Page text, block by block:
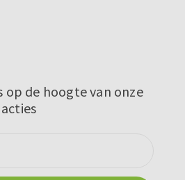
op de hoogte van onze